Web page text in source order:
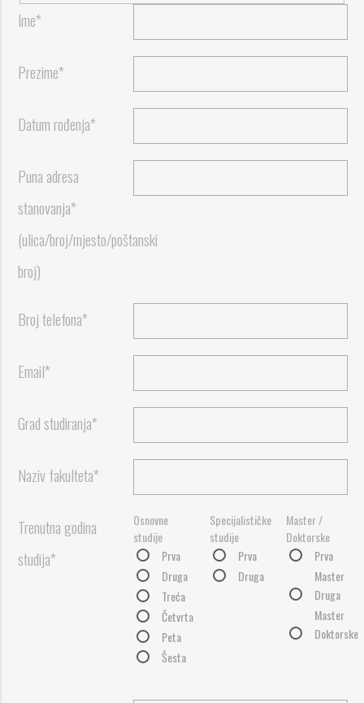
Ime*
Prezime*
Datum rođenja*
Puna adresa
stanovanja*
(ulica/broj/mjesto/poštanski
broj)
Broj telefona*
Email*
Grad studiranja*
Naziv fakulteta*
Trenutna godina
studija*
Osnovne
studije
Prva
Druga
Treća
Četvrta
Peta
Šesta
Specijalističke
studije
Prva
Druga
Master /
Doktorske
Prva
Master
Druga
Master
Doktorske